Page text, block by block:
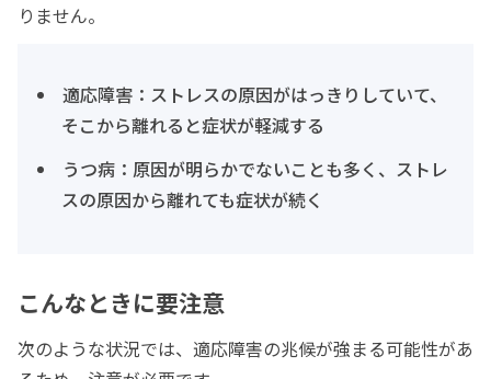
りません。
適応障害：ストレスの原因がはっきりしていて、
そこから離れると症状が軽減する
うつ病：原因が明らかでないことも多く、ストレ
スの原因から離れても症状が続く
こんなときに要注意
次のような状況では、適応障害の兆候が強まる可能性があ